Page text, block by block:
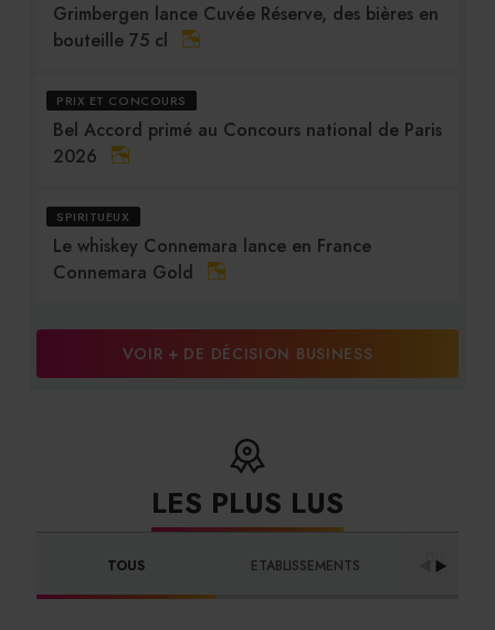
Grimbergen lance Cuvée Réserve, des bières en
bouteille 75 cl
PRIX ET CONCOURS
Bel Accord primé au Concours national de Paris
2026
SPIRITUEUX
Le whiskey Connemara lance en France
Connemara Gold
VOIR + DE DÉCISION BUSINESS
LES PLUS LUS
TOUS ETABLISSEMENTS